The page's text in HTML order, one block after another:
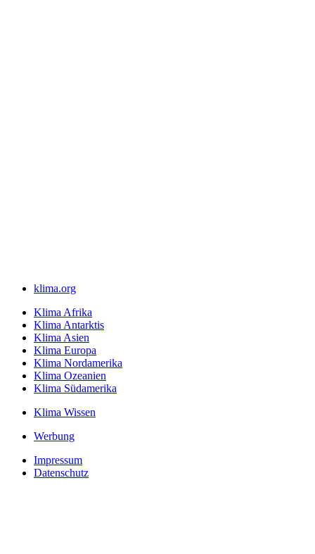
klima.org
Klima Afrika
Klima Antarktis
Klima Asien
Klima Europa
Klima Nordamerika
Klima Ozeanien
Klima Südamerika
Klima Wissen
Werbung
Impressum
Datenschutz